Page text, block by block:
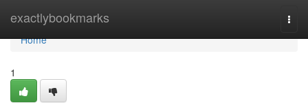
exactlybookmarks
Home
Home
1